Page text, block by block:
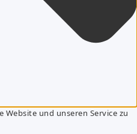
Website und unseren Service zu